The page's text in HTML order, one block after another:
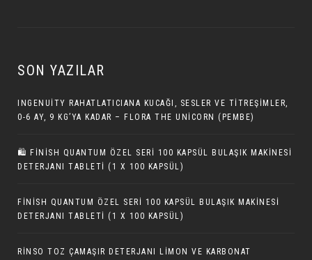
SON YAZILAR
INGENUITY RAHATLATICIANA KUCAĞI, SESLER VE TITREŞIMLER,
0-6 AY, 9 KG’YA KADAR – FLORA THE UNICORN (PEMBE)
🛍️ FINISH QUANTUM ÖZEL SERI 100 KAPSÜL BULAŞIK MAKINESI
DETERJANI TABLETI (1 X 100 KAPSÜL)
FINISH QUANTUM ÖZEL SERI 100 KAPSÜL BULAŞIK MAKINESI
DETERJANI TABLETI (1 X 100 KAPSÜL)
RINSO TOZ ÇAMAŞIR DETERJANI LIMON VE KARBONAT